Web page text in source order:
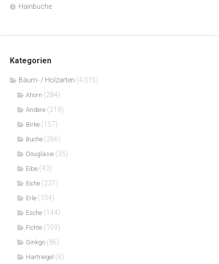
Hainbuche
Kategorien
Bäum- / Holzarten (4.015)
Ahorn (284)
Andere (219)
Birke (157)
Buche (266)
Douglasie (35)
Eibe (43)
Eiche (237)
Erle (104)
Esche (144)
Fichte (109)
Ginkgo (86)
Hartriegel (6)